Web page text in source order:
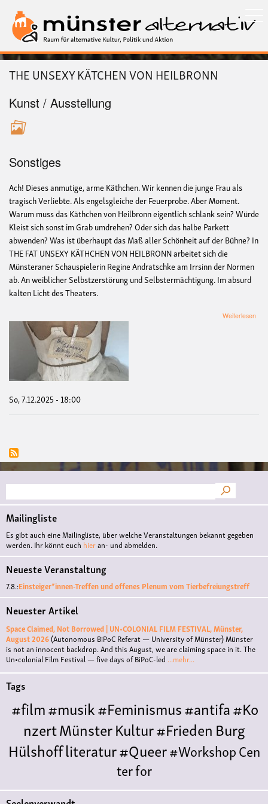
zum
Inhalt
THE UNSEXY KÄTCHEN VON HEILBRONN
Kunst / Ausstellung
Sonstiges
Ach! Dieses anmutige, arme Käthchen. Wir kennen die junge Frau als
tragisch Verliebte. Als engelsgleiche der Feuerprobe. Aber Moment.
Warum muss das Käthchen von Heilbronn eigentlich schlank sein? Würde
Kleist sich sonst im Grab umdrehen? Oder sich das halbe Parkett
abwenden? Was ist überhaupt das Maß aller Schönheit auf der Bühne? In
THE FAT UNSEXY KÄTHCHEN VON HEILBRONN arbeitet sich die
Münsteraner Schauspielerin Regine Andratschke am Irrsinn der Normen
ab. An weiblicher Selbstzerstörung und Selbstermächtigung. Im absurd
kalten Licht des Theaters.
Weiterlesen
So, 7.12.2025 - 18:00
Suche
Mailingliste
Es gibt auch eine Mailingliste, über welche Veranstaltungen bekannt gegeben
werden. Ihr könnt euch hieran- und abmelden.
Neueste Veranstaltung
7.8.:Einsteiger*innen-Treffen und offenes Plenum vom Tierbefreiungstreff
Neuester Artikel
Space Claimed, Not Borrowed | UN•COLONIAL FILM FESTIVAL, Münster,
August 2026(Autonomous BiPoC Referat — University of Münster)Münster
is not an innocent backdrop. And this August, we are claiming space in it. The
Un•colonial Film Festival — five days of BiPoC-led ...mehr...
Tags
#film#musik#Feminismus#antifa#Ko
nzertMünsterKultur#FriedenBurg
Hülshoffliteratur#Queer#WorkshopCen
ter for
LiteraturePolyamoriePolytreff#liveKonzert